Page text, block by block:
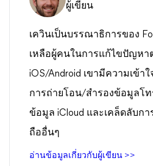
ผู้เขียน
เควินเป็นบรรณาธิการของ
เหลือผู้คนในการแก้ไขปัญหา
iOS/Android เขามีความเข้า
การถ่ายโอน/สำรองข้อมูลโ
ข้อมูล iCloud และเคล็ดลับ
ถืออื่นๆ
อ่านข้อมูลเกี่ยวกับผู้เขียน >>